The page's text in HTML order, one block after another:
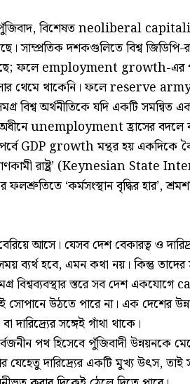
বিশেষত neoliberal
সাম্প্রতিক দশকগুলিতে বিশ্ব জিডিপি-র
ফলে employment growth-এর
থেমে থাকেনি। ফলে reserve
বিশ্ব অর্থনীতিকে যদি একটি সমন্বিত
unemployment হ্রাসের বদলে
GDP growth মন্থর হয় একদিকে
রাষ্ট্র’ (Keynesian State
‘কর্মসংস্থান বৃদ্ধির হার’,
আসে। যেসব দেশ বেকারত্ব ও
ব্যর্থ হবে, এমন কথা নয়। কিন্তু
বিশ্বব্যবস্থার স্তরে সব দেশ
উঠতে পারে না। এক দেশের
সঙ্গেই গাঁথা থাকে।
পথ হিসেবে পুঁজিবাদী উন্নয়নকে
যেহেতু দারিদ্র্যের একটি মুখ্য উৎস, তাই